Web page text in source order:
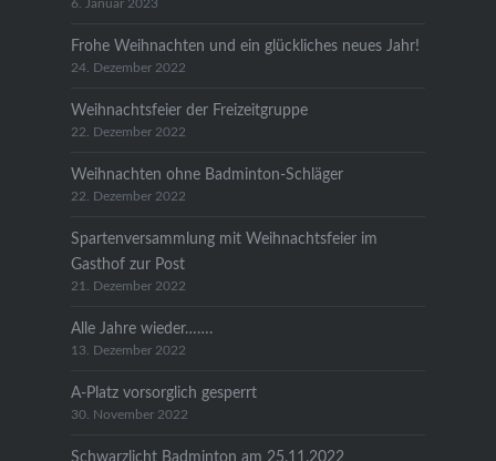
6. Januar 2023
Frohe Weihnachten und ein glückliches neues Jahr!
24. Dezember 2022
Weihnachtsfeier der Freizeitgruppe
22. Dezember 2022
Weihnachten ohne Badminton-Schläger
22. Dezember 2022
Spartenversammlung mit Weihnachtsfeier im
Gasthof zur Post
21. Dezember 2022
Alle Jahre wieder…….
13. Dezember 2022
A-Platz vorsorglich gesperrt
30. November 2022
Schwarzlicht Badminton am 25.11.2022